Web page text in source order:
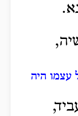
עצמו היה